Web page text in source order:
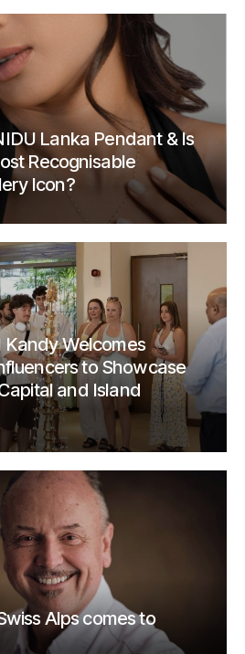
Lanka Pendant & Is
Recognisable
Icon?
Kandy Welcomes
to Showcase
and Island
Alps comes to